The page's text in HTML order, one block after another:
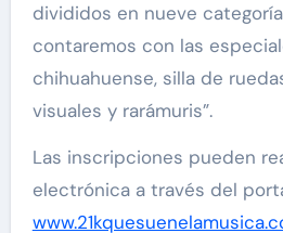
divididos en nueve
contaremos con las
chihuahuense, silla de
visuales y rarámuris”.
Las inscripciones pueden
electrónica a través del